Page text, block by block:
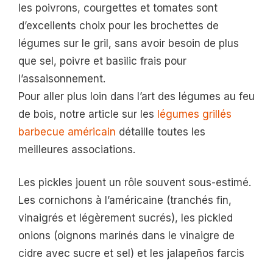
les poivrons, courgettes et tomates sont
d’excellents choix pour les brochettes de
légumes sur le gril, sans avoir besoin de plus
que sel, poivre et basilic frais pour
l’assaisonnement.
Pour aller plus loin dans l’art des légumes au feu
de bois, notre article sur les légumes grillés
barbecue américain détaille toutes les
meilleures associations.
Les pickles jouent un rôle souvent sous-estimé.
Les cornichons à l’américaine (tranchés fin,
vinaigrés et légèrement sucrés), les pickled
onions (oignons marinés dans le vinaigre de
cidre avec sucre et sel) et les jalapeños farcis